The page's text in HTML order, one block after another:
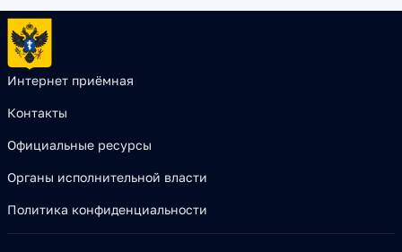
Интернет приёмная
Контакты
Официальные ресурсы
Органы исполнительной власти
Политика конфиденциальности